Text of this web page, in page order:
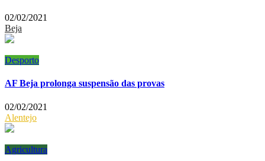
02/02/2021
Beja
Desporto
AF Beja prolonga suspensão das provas
02/02/2021
Alentejo
Agricultura